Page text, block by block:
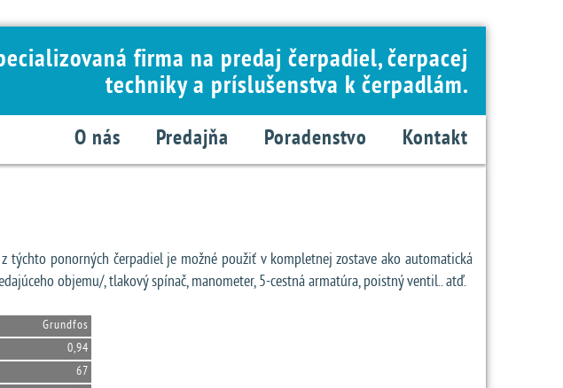
firma na predaj čerpadiel, čerpacej
techniky a príslušenstva k čerpadlám.
O nás Predajňa Poradenstvo Kontakt
ponorných čerpadiel je možné použiť v kompletnej zostave ako automatická
objemu/, tlakový spínač, manometer, 5-cestná armatúra, poistný ventil.. atď.
Grundfos
0,94
67